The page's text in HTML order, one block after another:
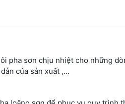
pha sơn chịu nhiệt cho những
của sản xuất ,…